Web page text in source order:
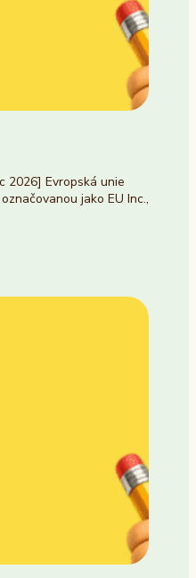
2026] Evropská unie
jako EU Inc.,